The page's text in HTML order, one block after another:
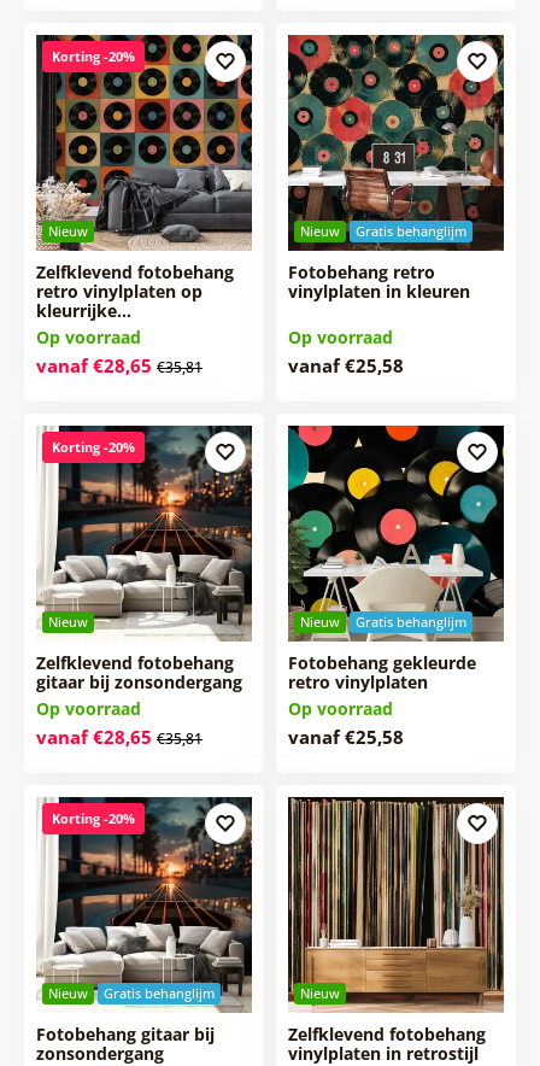
Nieuw
Korting -20%
Zelfklevend fotobehang
retro vinylplaten op
kleurrijke…
Op voorraad
vanaf €28,65 €35,81
Nieuw Gratis behanglijm
Fotobehang retro
vinylplaten in kleuren
Op voorraad
vanaf €25,58
Nieuw
Korting -20%
Zelfklevend fotobehang
gitaar bij zonsondergang
Op voorraad
vanaf €28,65 €35,81
Nieuw Gratis behanglijm
Fotobehang gekleurde
retro vinylplaten
Op voorraad
vanaf €25,58
Nieuw Gratis behanglijm
Korting -20%
Fotobehang gitaar bij
zonsondergang
Nieuw
Zelfklevend fotobehang
vinylplaten in retrostijl